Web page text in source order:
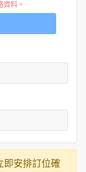
料。
即安排訂位確